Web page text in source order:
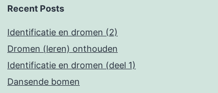
Recent Posts
Identificatie en dromen (2)
Dromen (leren) onthouden
Identificatie en dromen (deel 1)
Dansende bomen